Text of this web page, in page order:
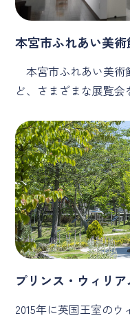
本宮市ふれあい美術
本宮市ふれあい美術
ど、さまざまな展覧
プリンス・ウィリ
2015年に英国王室の